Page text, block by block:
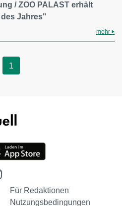
/ ZOO PALAST erhält
Jahres"
mehr
1
Für Redaktionen
Nutzungsbedingungen